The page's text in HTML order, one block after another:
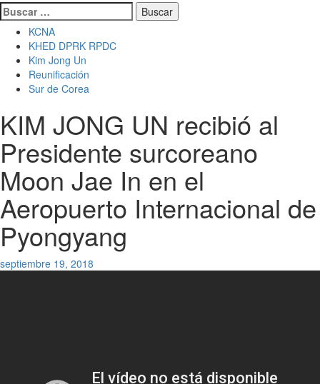
Buscar:
KCNA
KHED DPRK RPDC
Kim Jong Un
Reunificación
Sur de Corea
KIM JONG UN recibió al
Presidente surcoreano
Moon Jae In en el
Aeropuerto Internacional de
Pyongyang
septiembre 19, 2018